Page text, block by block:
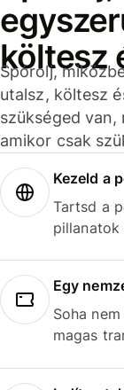
költesz
Spórolj,
utalsz, költesz
szükséged
amikor csak
Kezeld a
Tartsd a
pillanatok
Egy
Soha
magas